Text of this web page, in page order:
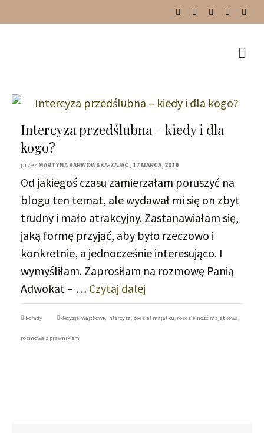
Intercyza przedślubna – kiedy i dla
kogo?
przez MARTYNA KARWOWSKA-ZAJĄC, 17 MARCA, 2019
Od jakiegoś czasu zamierzałam poruszyć na
blogu ten temat, ale wydawał mi się on zbyt
trudny i mało atrakcyjny. Zastanawiałam się,
jaką formę przyjąć, aby było rzeczowo i
konkretnie, a jednocześnie interesująco. I
wymyśliłam. Zaprosiłam na rozmowę Panią
Adwokat – … Czytaj dalej
Porady decyzje majtkowe, intercyza, podzial majatku, rozdzielność majątkowa,
rozmowa z prawnikiem